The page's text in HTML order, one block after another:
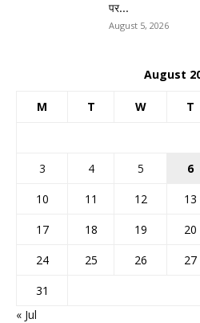
पर...
August 5, 2026
August
M T W T
3
4 5 6
10
11 12 13
17
18 19 20
24
25 26 27
31
« Jul